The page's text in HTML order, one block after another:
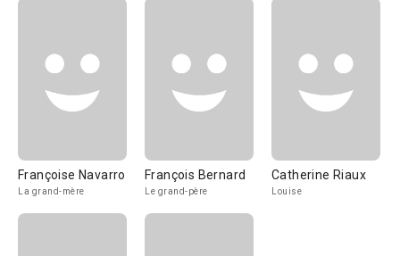
Françoise Navarro
La grand-mère
François Bernard
Le grand-père
Catherine Riaux
Louise